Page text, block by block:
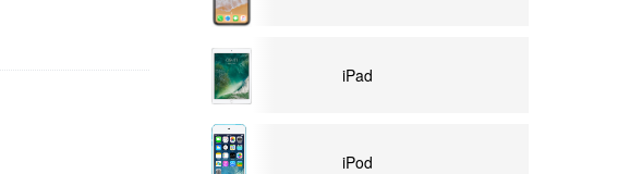
iPad
iPod